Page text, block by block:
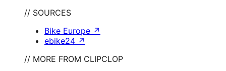
// SOURCES
Bike Europe ↗
ebike24 ↗
// MORE FROM CLIPCLOP